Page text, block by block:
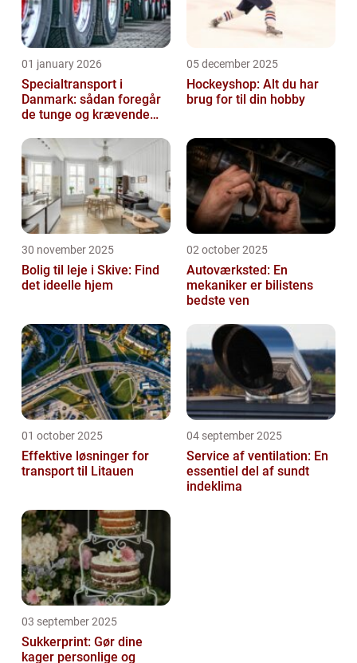
01 january 2026
Specialtransport i
Danmark: sådan foregår
de tunge og krævende
05 december 2025
Hockeyshop: Alt du har
brug for til din hobby
30 november 2025
Bolig til leje i Skive: Find
det ideelle hjem
02 october 2025
Autoværksted: En
mekaniker er bilistens
bedste ven
01 october 2025
Effektive løsninger for
transport til Litauen
04 september 2025
Service af ventilation: En
essentiel del af sundt
indeklima
03 september 2025
Sukkerprint: Gør dine
kager personlige og